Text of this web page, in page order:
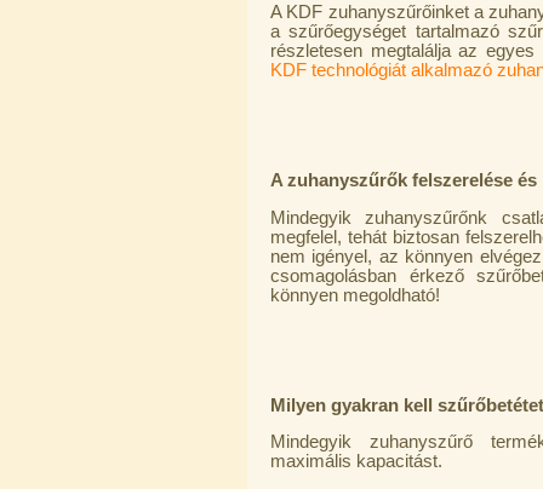
A KDF zuhanyszűrőinket a
a szűrőegységet tartalmazó
részletesen megtalálja az
KDF technológiát alkalmazó
A zuhanyszűrők felszerelése
Mindegyik zuhanyszűrőnk
megfelel, tehát biztosan
nem igényel, az könnyen
csomagolásban érkező
könnyen megoldható!
Milyen gyakran kell
Mindegyik zuhanyszűrő
maximális kapacitást.